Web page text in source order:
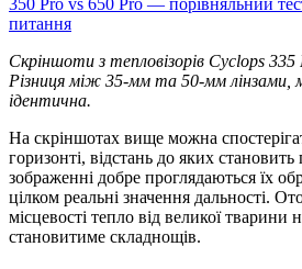
Скріншоти з тепловізорів Cyclops
Різниця між 35-мм та 50-мм лінзами,
ідентична.
На скріншотах вище можна
горизонті, відстань до яких
зображенні добре проглядаються їх
цілком реальні значення дальності.
місцевості тепло від великої тварини
становитиме складнощів.